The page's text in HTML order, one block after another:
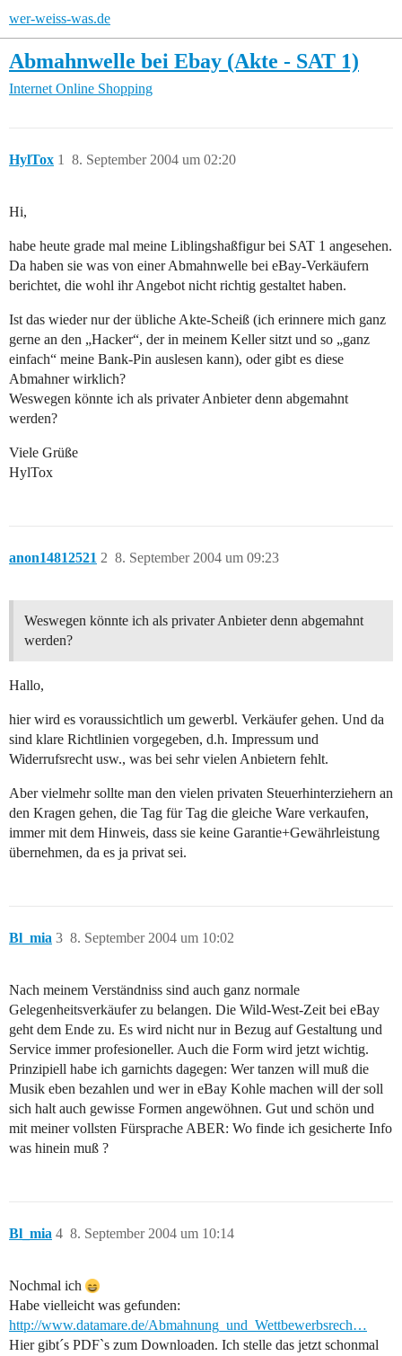
wer-weiss-was.de
Abmahnwelle bei Ebay (Akte - SAT 1)
Internet Online Shopping
HylTox 8. September 2004 um 02:20
1
Hi,
habe heute grade mal meine Liblingshaßfigur bei SAT 1 angesehen.
Da haben sie was von einer Abmahnwelle bei eBay-Verkäufern
berichtet, die wohl ihr Angebot nicht richtig gestaltet haben.
Ist das wieder nur der übliche Akte-Scheiß (ich erinnere mich ganz
gerne an den „Hacker“, der in meinem Keller sitzt und so „ganz
einfach“ meine Bank-Pin auslesen kann), oder gibt es diese
Abmahner wirklich?
Weswegen könnte ich als privater Anbieter denn abgemahnt
werden?
Viele Grüße
HylTox
anon14812521 8. September 2004 um 09:23
2
Weswegen könnte ich als privater Anbieter denn abgemahnt
werden?
Hallo,
hier wird es voraussichtlich um gewerbl. Verkäufer gehen. Und da
sind klare Richtlinien vorgegeben, d.h. Impressum und
Widerrufsrecht usw., was bei sehr vielen Anbietern fehlt.
Aber vielmehr sollte man den vielen privaten Steuerhinterziehern an
den Kragen gehen, die Tag für Tag die gleiche Ware verkaufen,
immer mit dem Hinweis, dass sie keine Garantie+Gewährleistung
übernehmen, da es ja privat sei.
Bl_mia 8. September 2004 um 10:02
3
Nach meinem Verständniss sind auch ganz normale
Gelegenheitsverkäufer zu belangen. Die Wild-West-Zeit bei eBay
geht dem Ende zu. Es wird nicht nur in Bezug auf Gestaltung und
Service immer profesioneller. Auch die Form wird jetzt wichtig.
Prinzipiell habe ich garnichts dagegen: Wer tanzen will muß die
Musik eben bezahlen und wer in eBay Kohle machen will der soll
sich halt auch gewisse Formen angewöhnen. Gut und schön und
mit meiner vollsten Fürsprache ABER: Wo finde ich gesicherte Info
was hinein muß ?
Bl_mia 8. September 2004 um 10:14
4
Nochmal ich
Habe vielleicht was gefunden:
http://www.datamare.de/Abmahnung_und_Wettbewerbsrech…
Hier gibt´s PDF`s zum Downloaden. Ich stelle das jetzt schonmal